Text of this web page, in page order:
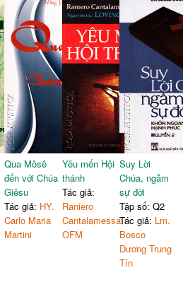
Qua Môsê
đến với Chúa
Giêsu
Tác giả: HY.
Carlo Maria
Martini
Yêu mến Hội
thánh
Tác giả:
Raniero
Cantalamessa,
OFM
Suy Lời
Chúa, ngẫm
sự đời
Tập số: Q2
Tác giả: Lm.
Bosco
Dương Trung
Tín